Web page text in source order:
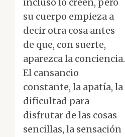
incluso lo creen, pero
su cuerpo empieza a
decir otra cosa antes
de que, con suerte,
aparezca la conciencia.
El cansancio
constante, la apatía, la
dificultad para
disfrutar de las cosas
sencillas, la sensación